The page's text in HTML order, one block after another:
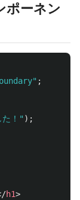
ポーネン
" ;
！ " );
h1>